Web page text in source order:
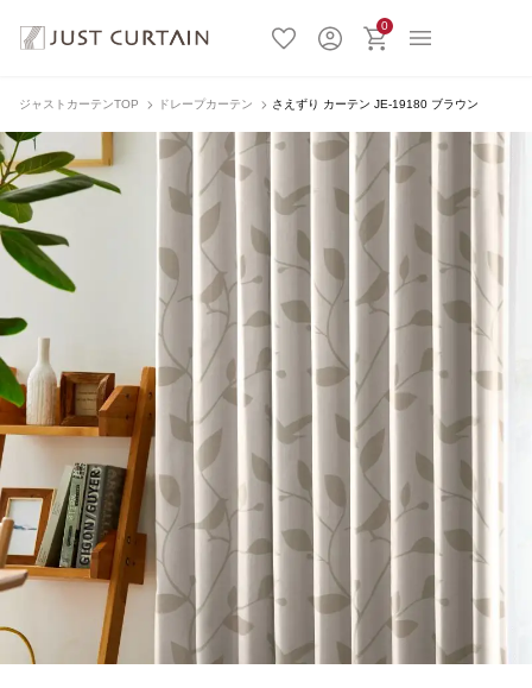
0
ジャストカーテンTOP ドレープカーテン さえずり カーテン JE-19180 ブラウン